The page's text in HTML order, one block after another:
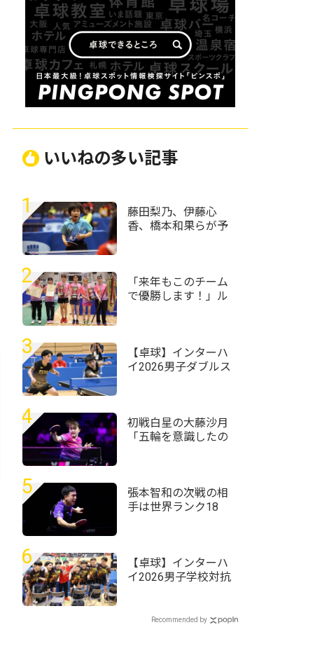
いいねの多い記事
1
藤田梨乃、伊藤心
香、橋本和果らが予
選リーグ＞
2
「来年もこのチーム
で優勝します！」ル
通信制卓球大会＞
3
【卓球】インターハ
イ2026男子ダブルス
1シードに
4
初戦白星の大藤沙月
「五輪を意識したの
球・WTTチャンピオ
ンズ横浜2026＞
5
張本智和の次戦の相
手は世界ランク18
WTTチャンピオンズ
横浜2026＞
6
【卓球】インターハ
イ2026男子学校対抗
王者として迎える夏
Recommended by